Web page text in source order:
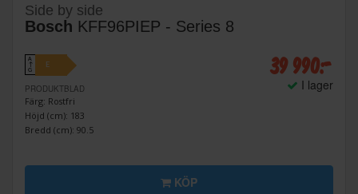
Side by side
Bosch KFF96PIEP - Series 8
A
↑
G
E
PRODUKTBLAD
Färg: Rostfri
Höjd (cm): 183
Bredd (cm): 90.5
39 990:-
I lager
KÖP